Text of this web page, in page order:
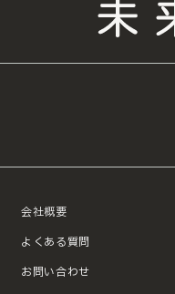
会社概要
よくある質問
お問い合わせ